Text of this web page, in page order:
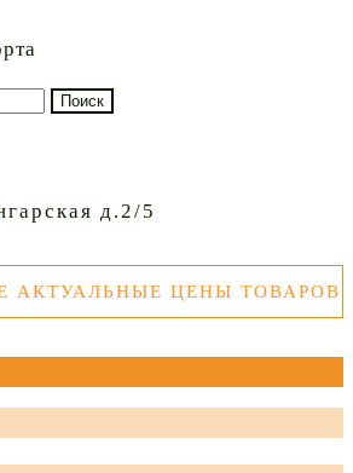
Поиск
д.2/5
ЦЕНЫ ТОВАРОВ